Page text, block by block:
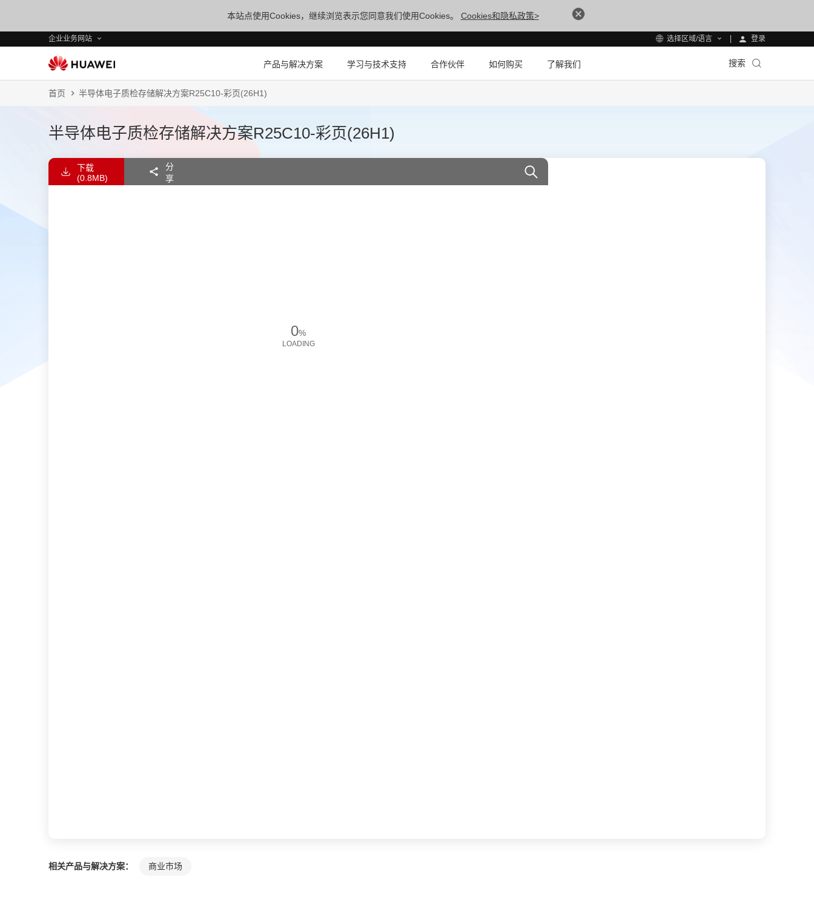
本站点使用Cookies，继续浏览表示您同意我们使用Cookies。 Cookies和隐私政策>
企业业务网站 选择区域/语言 登录
产品与解决方案 学习与技术支持 合作伙伴 如何购买 了解我们 搜索
首页 半导体电子质检存储解决方案R25C10-彩页(26H1)
半导体电子质检存储解决方案R25C10-彩页(26H1)
相关产品与解决方案： 商业市场
下载
(0.8MB)
分
享
0%
LOADING